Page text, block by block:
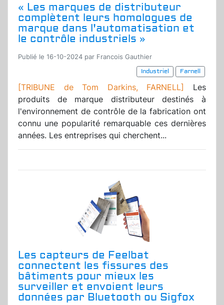
« Les marques de distributeur
complètent leurs homologues de
marque dans l'automatisation et
le contrôle industriels »
Publié le 16-10-2024 par Francois Gauthier
Industriel
Farnell
[TRIBUNE de Tom Darkins, FARNELL] Les
produits de marque distributeur destinés à
l'environnement de contrôle de la fabrication ont
connu une popularité remarquable ces dernières
années. Les entreprises qui cherchent...
Les capteurs de Feelbat
connectent les fissures des
bâtiments pour mieux les
surveiller et envoient leurs
données par Bluetooth ou Sigfox